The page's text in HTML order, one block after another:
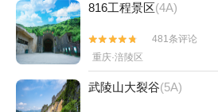
816工程景区(4A)


481条评论
重庆·涪陵区
武陵山大裂谷(5A)